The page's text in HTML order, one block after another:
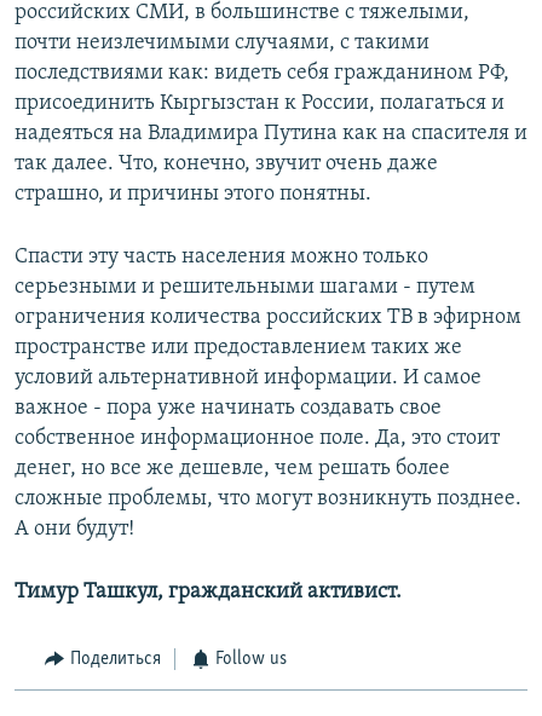
российских СМИ, в большинстве с тяжелыми,
почти неизлечимыми случаями, с такими
последствиями как: видеть себя гражданином РФ,
присоединить Кыргызстан к России, полагаться и
надеяться на Владимира Путина как на спасителя и
так далее. Что, конечно, звучит очень даже
страшно, и причины этого понятны.
Спасти эту часть населения можно только
серьезными и решительными шагами - путем
ограничения количества российских ТВ в эфирном
пространстве или предоставлением таких же
условий альтернативной информации. И самое
важное - пора уже начинать создавать свое
собственное информационное поле. Да, это стоит
денег, но все же дешевле, чем решать более
сложные проблемы, что могут возникнуть позднее.
А они будут!
Тимур Ташкул, гражданский активист.
Поделиться Follow us